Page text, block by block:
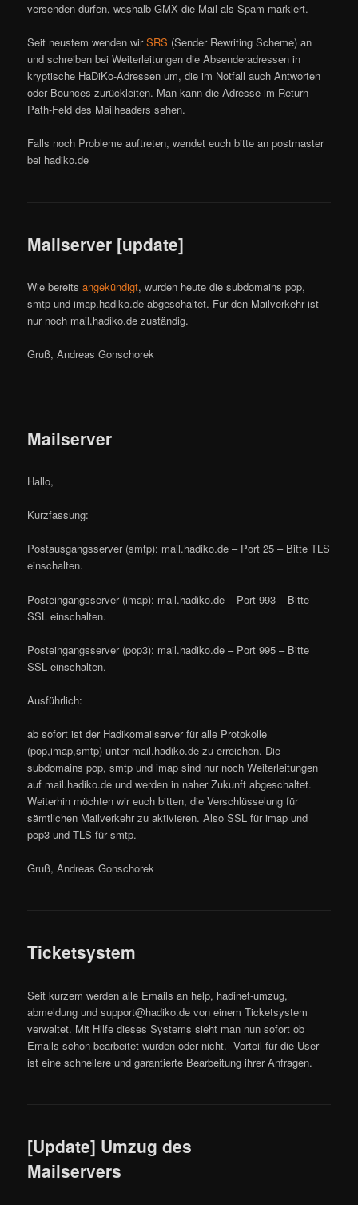
versenden dürfen, weshalb GMX die Mail als Spam markiert.
Seit neustem wenden wirSRS (Sender Rewriting Scheme) an
und schreiben bei Weiterleitungen die Absenderadressen in
kryptische HaDiKo-Adressen um, die im Notfall auch Antworten
oder Bounces zurückleiten. Man kann die Adresse im Return-
Path-Feld des Mailheaders sehen.
Falls noch Probleme auftreten, wendet euch bitte an postmaster
bei hadiko.de
Mailserver [update]
Wie bereitsangekündigt, wurden heute die subdomains pop,
smtp und imap.hadiko.de abgeschaltet. Für den Mailverkehr ist
nur noch mail.hadiko.de zuständig.
Gruß, Andreas Gonschorek
Mailserver
Hallo,
Kurzfassung:
Postausgangsserver (smtp): mail.hadiko.de – Port 25 – Bitte TLS
einschalten.
Posteingangsserver (imap): mail.hadiko.de – Port 993 – Bitte
SSL einschalten.
Posteingangsserver (pop3): mail.hadiko.de – Port 995 – Bitte
SSL einschalten.
Ausführlich:
ab sofort ist der Hadikomailserver für alle Protokolle
(pop,imap,smtp) unter mail.hadiko.de zu erreichen. Die
subdomains pop, smtp und imap sind nur noch Weiterleitungen
auf mail.hadiko.de und werden in naher Zukunft abgeschaltet.
Weiterhin möchten wir euch bitten, die Verschlüsselung für
sämtlichen Mailverkehr zu aktivieren. Also SSL für imap und
pop3 und TLS für smtp.
Gruß, Andreas Gonschorek
Ticketsystem
Seit kurzem werden alle Emails an help, hadinet-umzug,
abmeldung und support@hadiko.de von einem Ticketsystem
verwaltet. Mit Hilfe dieses Systems sieht man nun sofort ob
Emails schon bearbeitet wurden oder nicht. Vorteil für die User
ist eine schnellere und garantierte Bearbeitung ihrer Anfragen.
[Update] Umzug des
Mailservers